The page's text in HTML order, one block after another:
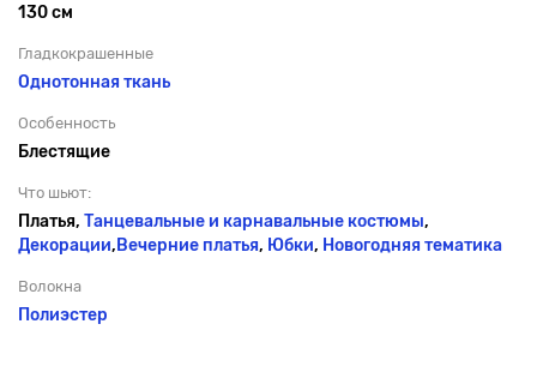
130 см
Гладкокрашенные
Однотонная ткань
Особенность
Блестящие
Что шьют:
Платья, Танцевальные и карнавальные костюмы,
Декорации, Вечерние платья, Юбки, Новогодняя тематика
Волокна
Полиэстер